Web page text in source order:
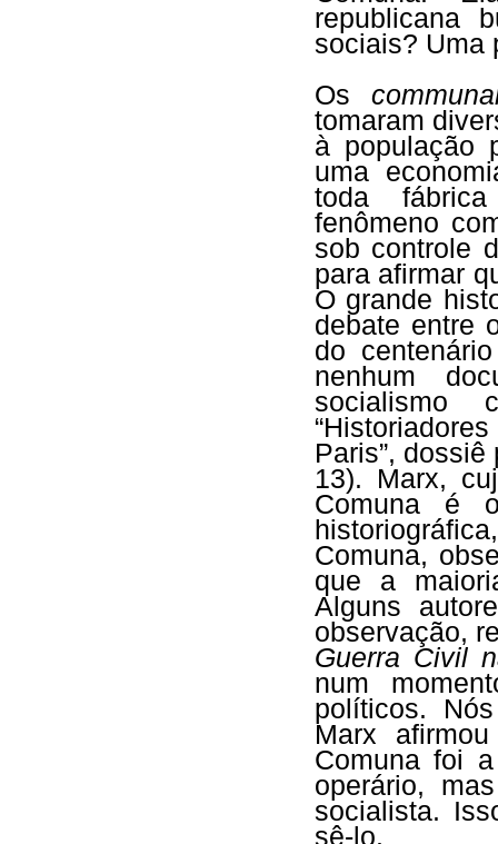
republicana
sociais? Uma
Os
tomaram
à população
uma
toda
fenômeno
sob controle
para afirmar
O grande
debate entre
do
nenhum
socialismo
Paris”,
13). Marx,
Comuna é
Comuna,
que a
Alguns
observação,
Guerra Civil
num
políticos.
Marx
Comuna foi
operário,
socialista.
sê-lo.